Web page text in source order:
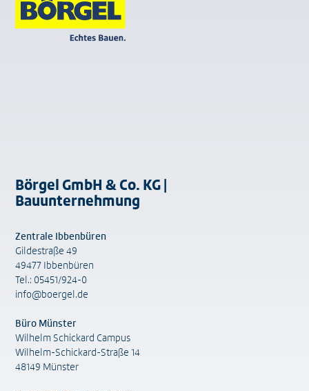
Börgel GmbH & Co. KG |
Bauunternehmung
Zentrale Ibbenbüren
Gildestraße 49
49477 Ibbenbüren
Tel.: 05451/924-0
info@boergel.de
Büro Münster
Wilhelm Schickard Campus
Wilhelm-Schickard-Straße 14
48149 Münster